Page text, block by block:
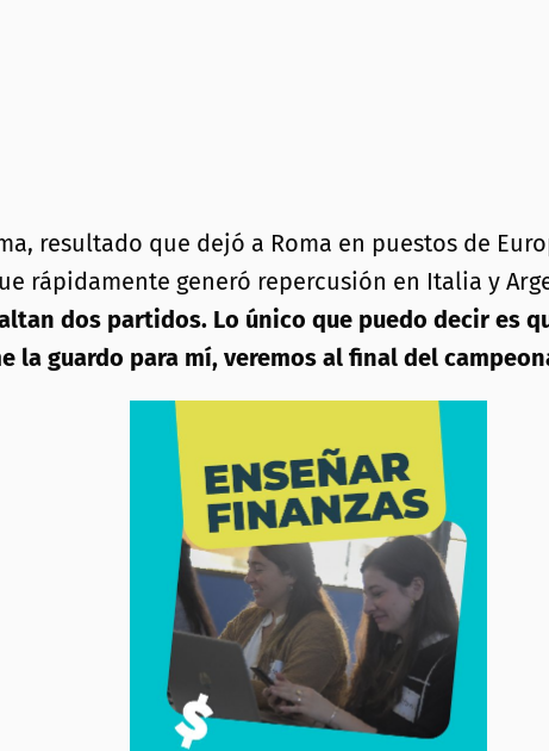
resultado que dejó a Roma en puestos de
rápidamente generó repercusión en Italia y
dos partidos. Lo único que puedo decir es
la guardo para mí, veremos al final del